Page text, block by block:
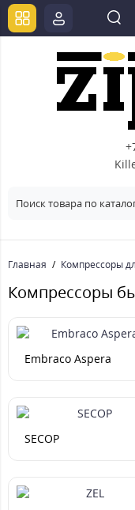
Главная Компрессоры
Компрессоры
Embraco Aspera
SECOP